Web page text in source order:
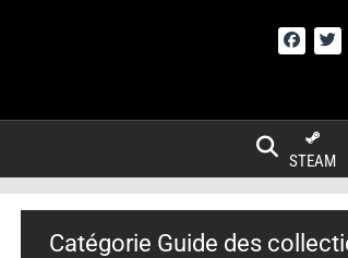
STEAM
Catégorie Guide des